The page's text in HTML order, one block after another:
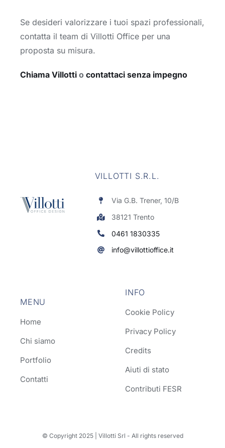
Se desideri valorizzare i tuoi spazi professionali,
contatta il team di Villotti Office per una
proposta su misura.
Chiama Villotti o contattaci senza impegno
VILLOTTI S.R.L.
Via G.B. Trener, 10/B
38121 Trento
0461 1830335
info@villottioffice.it
MENU
Home
Chi siamo
Portfolio
Contatti
INFO
Cookie Policy
Privacy Policy
Credits
Aiuti di stato
Contributi FESR
© Copyright 2025 | Villotti Srl - All rights reserved